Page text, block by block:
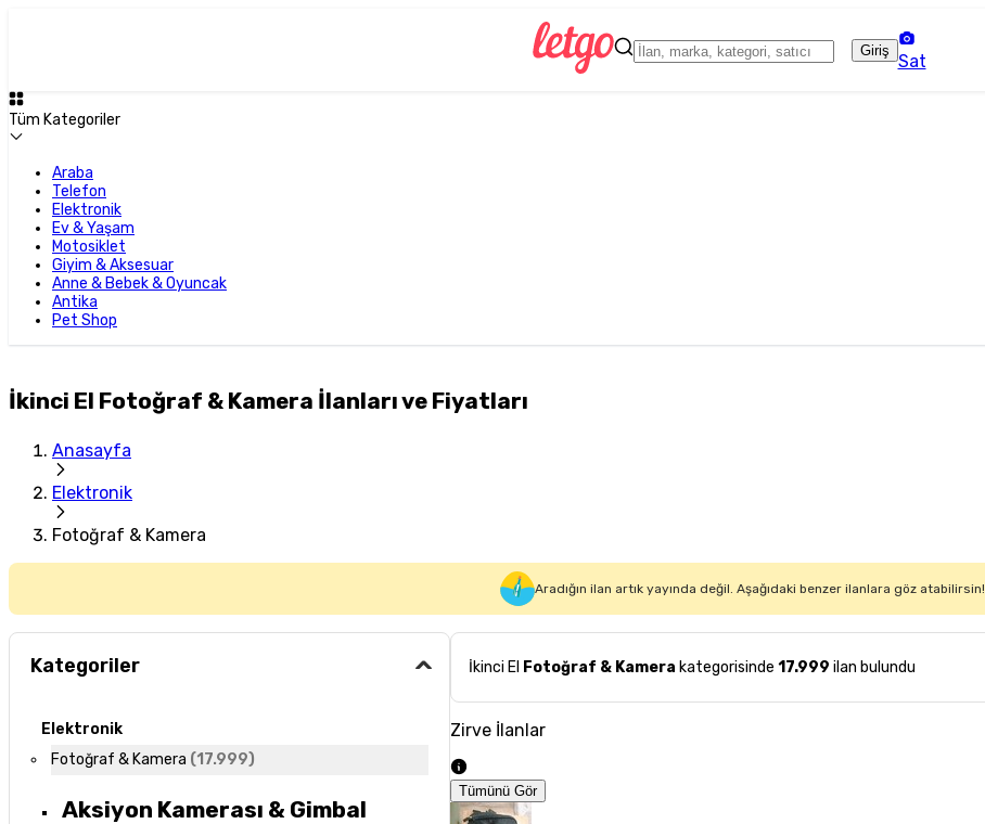
Giriş
Sat
Tüm Kategoriler
Araba
Telefon
Elektronik
Ev & Yaşam
Motosiklet
Giyim & Aksesuar
Anne & Bebek & Oyuncak
Antika
Pet Shop
İkinci El Fotoğraf & Kamera İlanları ve Fiyatları
Anasayfa
Elektronik
Fotoğraf & Kamera
Aradığın ilan artık yayında değil. Aşağıdaki benzer ilanlara göz atabilirsin!
Kategoriler
Elektronik
Fotoğraf & Kamera (17.999)
Aksiyon Kamerası & Gimbal
İkinci El Fotoğraf & Kamera kategorisinde 17.999 ilan bulundu
Zirve İlanlar
Tümünü Gör